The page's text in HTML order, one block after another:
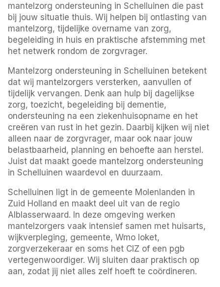
mantelzorg ondersteuning in Schelluinen die past
bij jouw situatie thuis. Wij helpen bij ontlasting van
mantelzorg, tijdelijke overname van zorg,
begeleiding in huis en praktische afstemming met
het netwerk rondom de zorgvrager.
Mantelzorg ondersteuning in Schelluinen betekent
dat wij mantelzorgers versterken, aanvullen of
tijdelijk vervangen. Denk aan hulp bij dagelijkse
zorg, toezicht, begeleiding bij dementie,
ondersteuning na een ziekenhuisopname en het
creëren van rust in het gezin. Daarbij kijken wij niet
alleen naar de zorgvrager, maar ook naar jouw
belastbaarheid, planning en behoefte aan herstel.
Juist dat maakt goede mantelzorg ondersteuning
in Schelluinen waardevol en duurzaam.
Schelluinen ligt in de gemeente Molenlanden in
Zuid Holland en maakt deel uit van de regio
Alblasserwaard. In deze omgeving werken
mantelzorgers vaak intensief samen met huisarts,
wijkverpleging, gemeente, Wmo loket,
zorgverzekeraar en soms het CIZ of een pgb
vertegenwoordiger. Wij sluiten daar praktisch op
aan, zodat jij niet alles zelf hoeft te coördineren.